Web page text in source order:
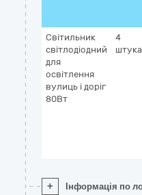
Світильник
світлодіодний
для
освітлення
вулиць і доріг
80Вт
4
штука
+ Інформація по